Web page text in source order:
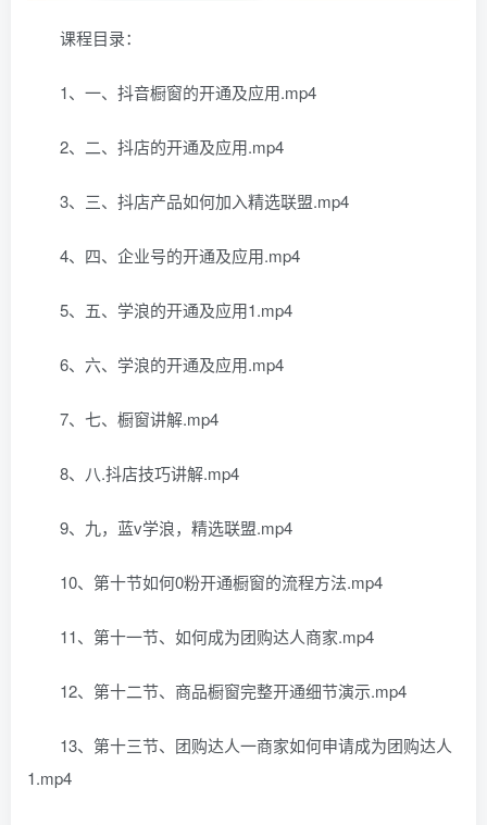
课程目录：
1、一、抖音橱窗的开通及应用.mp4
2、二、抖店的开通及应用.mp4
3、三、抖店产品如何加入精选联盟.mp4
4、四、企业号的开通及应用.mp4
5、五、学浪的开通及应用1.mp4
6、六、学浪的开通及应用.mp4
7、七、橱窗讲解.mp4
8、八.抖店技巧讲解.mp4
9、九，蓝v学浪，精选联盟.mp4
10、第十节如何0粉开通橱窗的流程方法.mp4
11、第十一节、如何成为团购达人商家.mp4
12、第十二节、商品橱窗完整开通细节演示.mp4
13、第十三节、团购达人一商家如何申请成为团购达人
1.mp4